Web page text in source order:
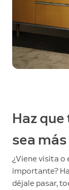
Haz
sea
¿Viene visita o
importante?
déjale pasar,